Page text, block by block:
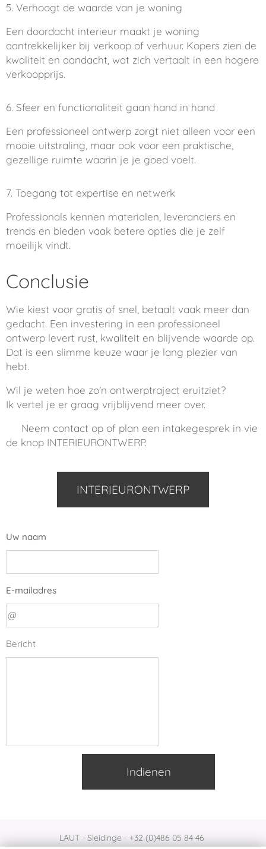
5. Verhoogt de waarde van je woning
Een doordacht interieur maakt je woning
aantrekkelijker bij verkoop of verhuur. Kopers zien de
kwaliteit en aandacht, wat zich vertaalt in een hogere
verkoopprijs.
6. Sfeer en functionaliteit gaan hand in hand
Een professioneel ontwerp zorgt niet alleen voor een
mooie uitstraling, maar ook voor een praktische,
gezellige ruimte waarin je je goed voelt.
7. Toegang tot expertise en netwerk
Professionals kennen materialen, leveranciers en
trends en bieden vaak betere opties die je zelf
moeilijk vindt.
Conclusie
Wie kiest voor gratis of snel, betaalt vaak meer dan
gedacht. Een investering in een professioneel
ontwerp levert rust, kwaliteit en blijvende waarde op.
Dat is een slimme keuze waar je lang plezier van
hebt.
Wil je weten hoe zo'n ontwerptraject eruitziet?
Ik vertel je er graag vrijblijvend meer over.
📩 Neem contact op of plan een intakegesprek in vie
de knop INTERIEURONTWERP.
INTERIEURONTWERP
Uw naam
E-mailadres
Bericht
Indienen
LAUT - Sleidinge - +32 (0)486 05 84 46